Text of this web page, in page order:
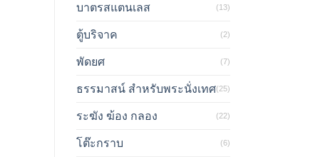
บาตรสแตนเลส (13)
ตู้บริจาค (2)
พัดยศ (7)
ธรรมาสน์ สำหรับพระนั่งเทศ(25)
ระฆัง ฆ้อง กลอง (22)
โต๊ะกราบ (6)